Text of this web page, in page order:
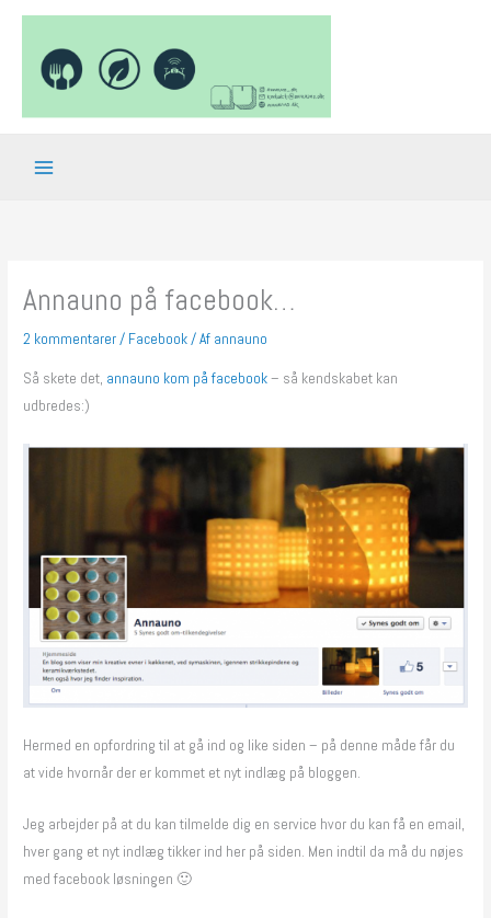
indholdet
Annauno på facebook…
2 kommentarer/ Facebook/ Af annauno
Så skete det, annauno kom på facebook– så kendskabet kan
udbredes:)
Hermed en opfordring til at gå ind og like siden – på denne måde får du
at vide hvornår der er kommet et nyt indlæg på bloggen.
Jeg arbejder på at du kan tilmelde dig en service hvor du kan få en email,
hver gang et nyt indlæg tikker ind her på siden. Men indtil da må du nøjes
med facebook løsningen 🙂